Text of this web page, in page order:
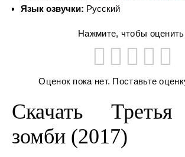
Язык озвучки: Русский
Нажмите, чтобы
Оценок пока нет. Поставьте
Скачать
зомби (2017)